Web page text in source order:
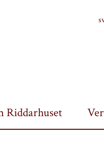
Riddarhuset